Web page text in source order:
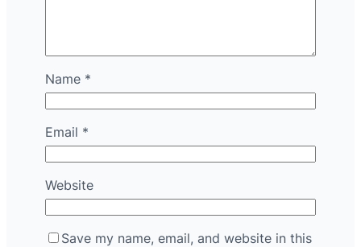
Name *
Email *
Website
Save my name, email, and website in this